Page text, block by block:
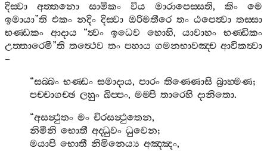
දිස‍්වා
අත‍්තනො සාමිකං විය මාරාපෙස‍්සති, කිං
මෙ
ඉමායා”ති එකං නදිං දිස‍්වා ඔරිමතීරෙ තං ඨපෙත්‍වා තස‍්සා
භණ‍්ඩකං
ආදාය “ත්‍වං ඉධෙව හොහි,යාවාහං
භණ‍්ඩිකං
උත‍්තාරෙමී”ති තත්‍ථෙව තං පහාය ගමනභාවඤ‍්ච ආවිකත්‍වා
–
“සබ‍්බං භණ‍්ඩං සමාදාය,පාරං තිණ‍්ණොසි බ්‍රාහ‍්මණ;
පච‍්චාගච‍්ඡ ලහුං ඛිප‍්පං,මම‍්පි තාරෙහි දානිතො.
“අසන්‍ථුතං මං චිරසන්‍ථුතෙන,
නිමීනි භොතී අද‍්ධුවං ධුවෙන;
මයාපි භොතී නිමිනෙය්‍ය අඤ‍්ඤං,